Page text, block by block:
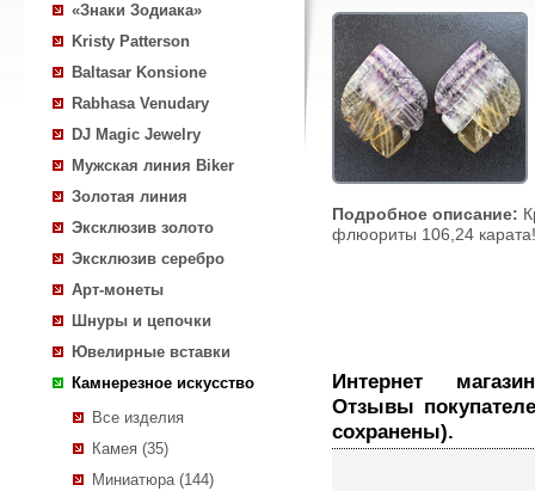
«Знаки Зодиака»
Kristy Patterson
Baltasar Konsione
Rabhasa Venudary
DJ Magic Jewelry
Мужская линия Biker
Золотая линия
Эксклюзив золото
Эксклюзив серебро
Арт-монеты
Шнуры и цепочки
Ювелирные вставки
Камнерезное искусство
Все изделия
Камея (35)
Миниатюра (144)
Подробное описание:
флюориты 106,24 карата!
Интернет магазин ювелирных украшений.
Отзывы
сохранены).